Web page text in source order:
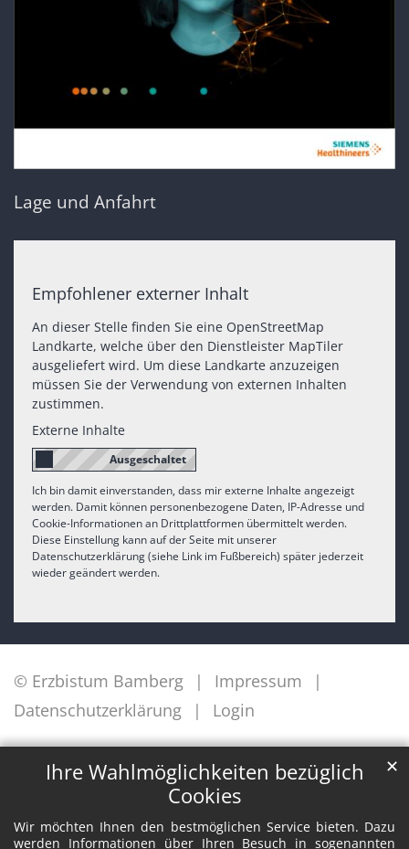
Ihre Wahlmöglichkeiten bezüglich
Cookies
Wir möchten Ihnen den bestmöglichen Service bieten. Dazu
werden Informationen über Ihren Besuch in sogenannten
✕
Lage und Anfahrt
Empfohlener externer Inhalt
An dieser Stelle finden Sie eine OpenStreetMap
Landkarte, welche über den Dienstleister MapTiler
ausgeliefert wird. Um diese Landkarte anzuzeigen
müssen Sie der Verwendung von externen Inhalten
zustimmen.
Externe Inhalte
Ich bin damit einverstanden, dass mir externe Inhalte angezeigt
werden. Damit können personenbezogene Daten, IP-Adresse und
Cookie-Informationen an Drittplattformen übermittelt werden.
Diese Einstellung kann auf der Seite mit unserer
Datenschutzerklärung (siehe Link im Fußbereich) später jederzeit
wieder geändert werden.
© Erzbistum Bamberg
Impressum
Datenschutzerklärung
Login